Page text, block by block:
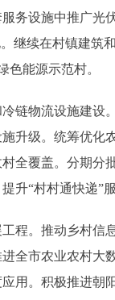
务设施中推广光
继续在村镇建筑
色能源示范村。
物流设施建设。
升级。统筹优化
全覆盖。分期
升“村村通快递”服
。推动乡村信
全市农业农村大
用。积极推进朝